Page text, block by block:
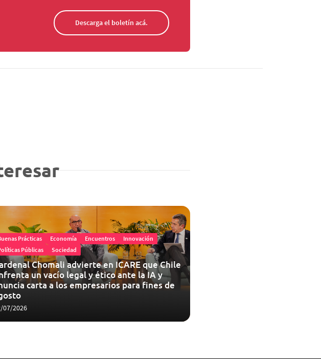
Descarga el boletín acá.
Prácticas Economía Encuentros
Innovación
Públicas
Sociedad
Chomali advierte en ICARE que Chile
un vacío legal y ético ante la IA y
carta a los empresarios para fines de
07/2026